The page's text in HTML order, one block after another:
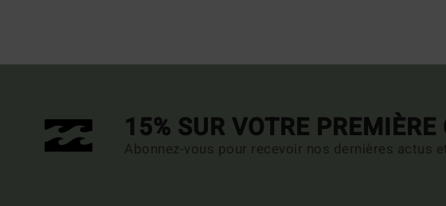
15% SUR VOTRE
Abonnez-vous pour recevoir nos dernières actus